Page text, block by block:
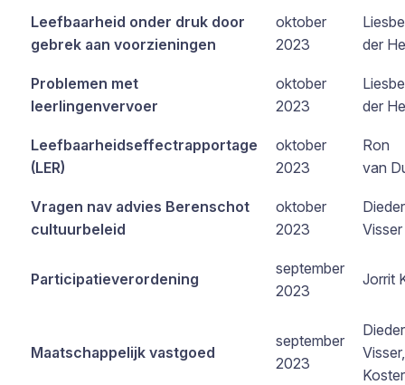
Leefbaarheid onder druk door
gebrek aan voorzieningen
oktober
2023
der
Problemen met
leerlingenvervoer
oktober
2023
der
Leefbaarheidseffectrapportage
(LER)
oktober
2023
Ron
van
Vragen nav advies Berenschot
cultuurbeleid
oktober
2023
Visser
Participatieverordening
september
2023
Jorrit
Maatschappelijk vastgoed
september
2023
Koster